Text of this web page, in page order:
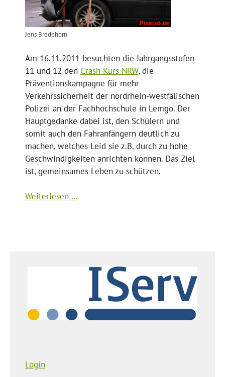
Jens Bredehorn
Am 16.11.2011 besuchten die Jahrgangsstufen
11 und 12 den Crash Kurs NRW, die
Präventionskampagne für mehr
Verkehrssicherheit der nordrhein-westfälischen
Polizei an der Fachhochschule in Lemgo. Der
Hauptgedanke dabei ist, den Schülern und
somit auch den Fahranfängern deutlich zu
machen, welches Leid sie z.B. durch zu hohe
Geschwindigkeiten anrichten können. Das Ziel
ist, gemeinsames Leben zu schützen.
Weiterlesen …
Login